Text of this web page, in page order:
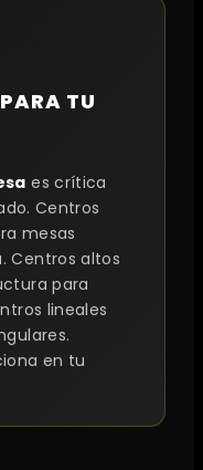
TU
es crítica
Centros
mesas
Centros altos
para
lineales
en tu